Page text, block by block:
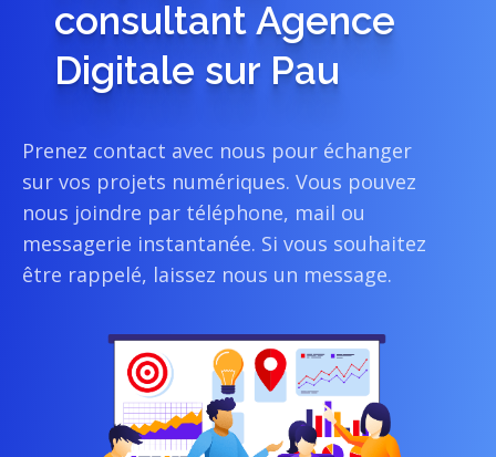
Devis en ligne
Marketing Digital
Blog
Contact
consultant Agence
Digitale sur Pau
Prenez contact avec nous pour échanger
sur vos projets numériques. Vous pouvez
nous joindre par téléphone, mail ou
messagerie instantanée. Si vous souhaitez
être rappelé, laissez nous un message.